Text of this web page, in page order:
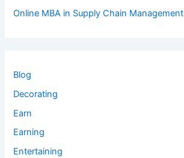
Online MBA in Supply Chain Management
Blog
Decorating
Earn
Earning
Entertaining